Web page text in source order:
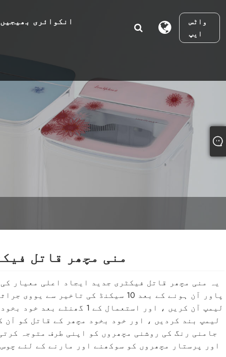
واٹس
ایپ
انکوائری بھیجیں
منی مچھر قاتل
یہ منی مچھر قاتل فیکٹری جدید ایجاد اعلی معیار
پاور آن ہونے کے بعد 10 سیکنڈ کی تاخیر سے یووی
لیمپ آن کریں ، اور استعمال کے 1 گھنٹے بعد
لیمپ بند کردیں ، اور خود بخود مچھر کے قاتل کو آن
جامنی رنگ کی روشنی مچھروں کو اپنی طرف متوجہ
اور پرستار مچھروں کو سوکھنے اور مارنے کے لئے